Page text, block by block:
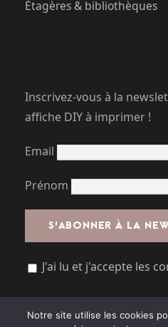
Étagères & bibliothèques
Inscrivez-vous à la
affiche DIY à imprimer !
Email
Prénom
J'ai lu et j'accepte les
Notre site utilise les cookies